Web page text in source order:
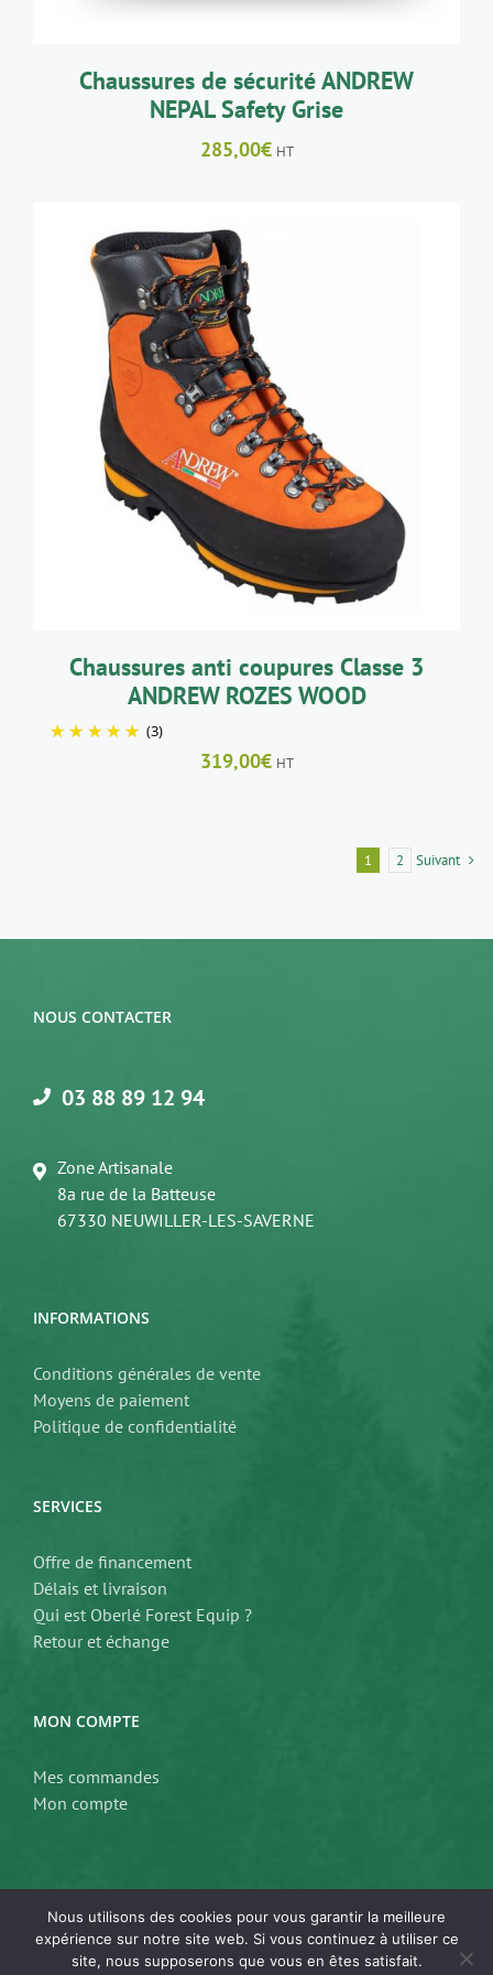
ÊTRE
LA
PAGE
DU
Chaussures de sécurité ANDREW
NEPAL Safety Grise
285,00€ HT
CHOIX DES OPTIONSCE
PRODUIT
A
PLUSIEURS
VARIATIONS.
LES
ÊTRE
LA
PAGE
DU
/
Chaussures anti coupures Classe 3
ANDREW ROZES WOOD
(3)
319,00€ HT
1 2 Suivant
NOUS CONTACTER
03 88 89 12 94
Zone Artisanale
8a rue de la Batteuse
67330 NEUWILLER-LES-SAVERNE
INFORMATIONS
Conditions générales de vente
Moyens de paiement
Politique de confidentialité
SERVICES
Offre de financement
Délais et livraison
Qui est Oberlé Forest Equip ?
Retour et échange
MON COMPTE
Mes commandes
Mon compte
Nous utilisons des cookies pour vous garantir la meilleure
expérience sur notre site web. Si vous continuez à utiliser ce
site, nous supposerons que vous en êtes satisfait.